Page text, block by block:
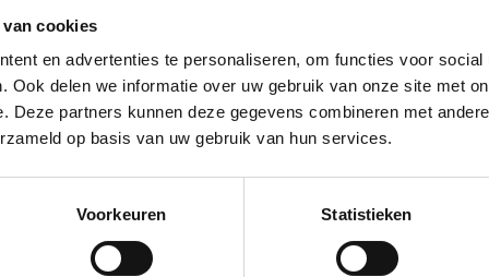
cookies
en advertenties te personaliseren, om functies voor social
Ook delen we informatie over uw gebruik van onze site met
Deze partners kunnen deze gegevens combineren met
op basis van uw gebruik van hun services.
Voorkeuren Statistieken
zonder dempers, 17cm,